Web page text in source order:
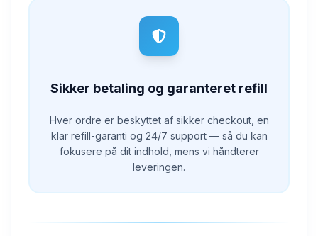
Sikker betaling og garanteret refill
Hver ordre er beskyttet af sikker checkout, en
klar refill-garanti og 24/7 support — så du kan
fokusere på dit indhold, mens vi håndterer
leveringen.